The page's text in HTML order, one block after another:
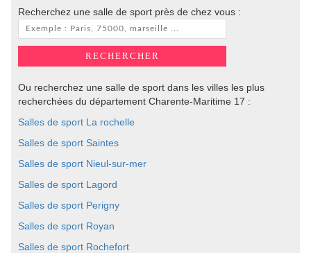
Recherchez une salle de sport près de chez vous :
Ou recherchez une salle de sport dans les villes les plus
recherchées du département Charente-Maritime 17 :
Salles de sport La rochelle
Salles de sport Saintes
Salles de sport Nieul-sur-mer
Salles de sport Lagord
Salles de sport Perigny
Salles de sport Royan
Salles de sport Rochefort